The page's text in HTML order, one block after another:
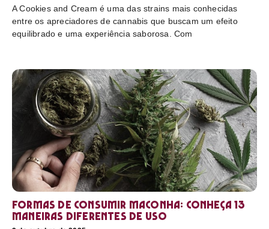
A Cookies and Cream é uma das strains mais conhecidas
entre os apreciadores de cannabis que buscam um efeito
equilibrado e uma experiência saborosa. Com
Formas de consumir maconha: conheça 13
maneiras diferentes de uso